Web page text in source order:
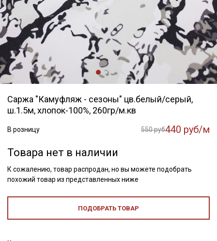
Саржа "Камуфляж - сезоны" цв.белый/серый,
ш.1.5м, хлопок-100%, 260гр/м.кв
В розницу 550 руб440 руб/м
Товара нет в наличии
К сожалению, товар распродан, но вы можете подобрать
похожий товар из представленных ниже
ПОДОБРАТЬ ТОВАР